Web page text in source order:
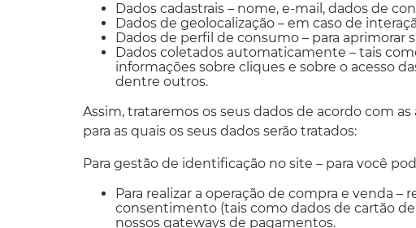
Dados cadastrais – nome, e-mail, dados de
Dados de geolocalização – em caso de
Dados de perfil de consumo – para aprimorar
Dados coletados automaticamente – tais
informações sobre cliques e sobre o acesso
dentre outros.
Assim, trataremos os seus dados de acordo com
para as quais os seus dados serão tratados:
Para gestão de identificação no site – para você
Para realizar a operação de compra e venda
consentimento (tais como dados de cartão
nossos gateways de pagamentos.